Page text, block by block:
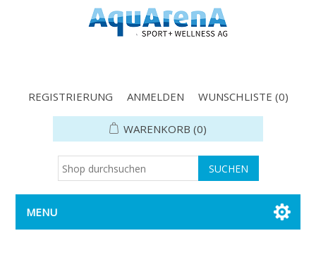
REGISTRIERUNG ANMELDEN WUNSCHLISTE (0)
WARENKORB (0)
MENU